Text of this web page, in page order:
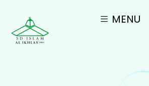
MENU